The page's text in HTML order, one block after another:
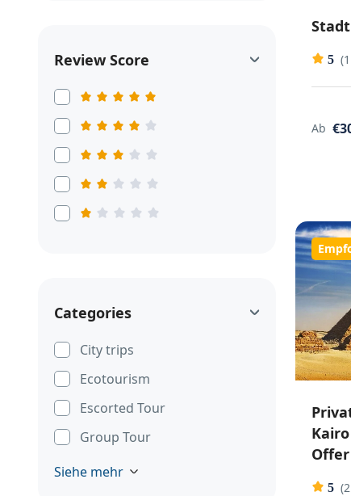
Review Score
Categories
City trips
Ecotourism
Escorted Tour
Group Tour
Siehe mehr
5
Ab
Offer
5